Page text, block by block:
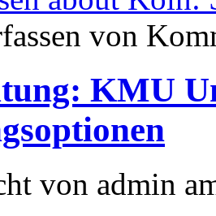
von
KMU
von admin